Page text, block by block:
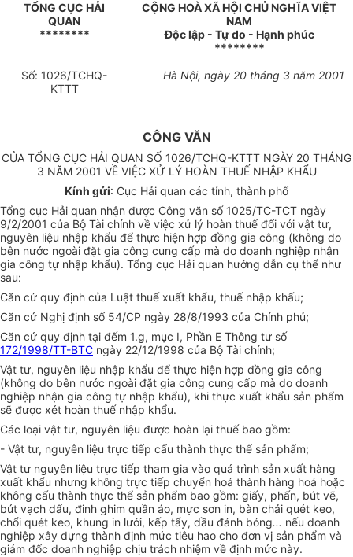
TỔNG CỤC HẢI
QUAN
********
CỘNG HOÀ XÃ HỘI CHỦ NGHĨA VIỆT
NAM
Độc lập - Tự do - Hạnh phúc
********
Số: 1026/TCHQ-
KTTT
Hà Nội, ngày 20 tháng 3 năm 2001
CÔNG VĂN
CỦA TỔNG CỤC HẢI QUAN SỐ 1026/TCHQ-KTTT NGÀY 20 THÁNG
3 NĂM 2001 VỀ VIỆC XỬ LÝ HOÀN THUẾ NHẬP KHẨU
Kính gửi: Cục Hải quan các tỉnh, thành phố
Tổng cục Hải quan nhận được Công văn số 1025/TC-TCT ngày
9/2/2001 của Bộ Tài chính về việc xử lý hoàn thuế đối với vật tư,
nguyên liệu nhập khẩu để thực hiện hợp đồng gia công (không do
bên nước ngoài đặt gia công cung cấp mà do doanh nghiệp nhận
gia công tự nhập khẩu). Tổng cục Hải quan hướng dẫn cụ thể như
sau:
Căn cứ quy định của Luật thuế xuất khẩu, thuế nhập khấu;
Căn cứ Nghị định số 54/CP ngày 28/8/1993 của Chính phủ;
Căn cứ quy định tại đếm 1.g, mục I, Phần E Thông tư số
172/1998/TT-BTC ngày 22/12/1998 của Bộ Tài chính;
Vật tư, nguyên liệu nhập khẩu để thực hiện hợp đồng gia công
(không do bên nước ngoài đặt gia công cung cấp mà do doanh
nghiệp nhận gia công tự nhập khẩu), khi thực xuất khẩu sản phẩm
sẽ được xét hoàn thuế nhập khẩu.
Các loại vật tư, nguyên liệu được hoàn lại thuế bao gồm:
- Vật tư, nguyên liệu trực tiếp cấu thành thực thể sản phẩm;
Vật tư nguyên liệu trực tiếp tham gia vào quá trình sản xuất hàng
xuất khẩu nhưng không trực tiếp chuyển hoá thành hàng hoá hoặc
không cấu thành thực thể sản phẩm bao gồm: giấy, phấn, bút vẽ,
bút vạch dấu, đinh ghim quần áo, mực sơn in, bàn chải quét keo,
chổi quét keo, khung in lưới, kếp tẩy, dầu đánh bóng... nếu doanh
nghiệp xây dựng thành định mức tiêu hao cho đơn vị sản phẩm và
giám đốc doanh nghiệp chịu trách nhiệm về định mức này.